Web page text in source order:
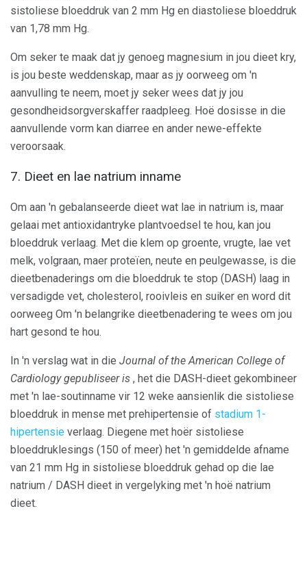
sistoliese bloeddruk van 2 mm Hg en diastoliese bloeddruk
van 1,78 mm Hg.
Om seker te maak dat jy genoeg magnesium in jou dieet kry,
is jou beste weddenskap, maar as jy oorweeg om 'n
aanvulling te neem, moet jy seker wees dat jy jou
gesondheidsorgverskaffer raadpleeg. Hoë dosisse in die
aanvullende vorm kan diarree en ander newe-effekte
veroorsaak.
7. Dieet en lae natrium inname
Om aan 'n gebalanseerde dieet wat lae in natrium is, maar
gelaai met antioxidantryke plantvoedsel te hou, kan jou
bloeddruk verlaag. Met die klem op groente, vrugte, lae vet
melk, volgraan, maer proteïen, neute en peulgewasse, is die
dieetbenaderings om die bloeddruk te stop (DASH) laag in
versadigde vet, cholesterol, rooivleis en suiker en word dit
oorweeg Om 'n belangrike dieetbenadering te wees om jou
hart gesond te hou.
In 'n verslag wat in die Journal of the American College of
Cardiology gepubliseer is , het die DASH-dieet gekombineer
met 'n lae-soutinname vir 12 weke aansienlik die sistoliese
bloeddruk in mense met prehipertensie of stadium 1-
hipertensie verlaag. Diegene met hoër sistoliese
bloeddruklesings (150 of meer) het 'n gemiddelde afname
van 21 mm Hg in sistoliese bloeddruk gehad op die lae
natrium / DASH dieet in vergelyking met 'n hoë natrium
dieet.